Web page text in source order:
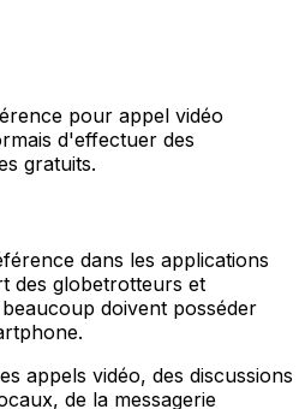
pour appel vidéo
d'effectuer des
gratuits.
dans les applications
des globetrotteurs et
doivent posséder
appels vidéo, des discussions
de la messagerie